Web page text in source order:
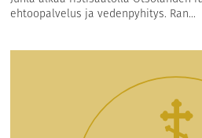
ehtoopalvelus ja vedenpyhitys. Ran...